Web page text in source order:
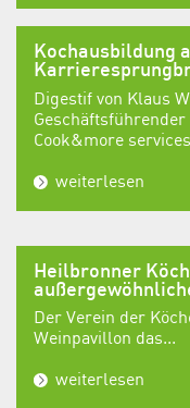
Kochausbildung
Digestif von Klaus
Cook&more
weiterlesen
Heilbronner
Der Verein der
Weinpavillon das...
weiterlesen